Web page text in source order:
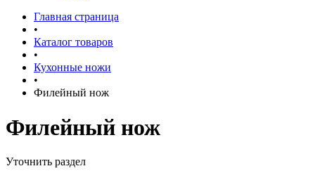
Главная страница
•
Каталог товаров
•
Кухонные ножи
•
Филейный нож
Филейный нож
Уточнить раздел